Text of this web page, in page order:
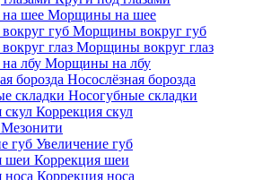
Морщины на шее
Морщины вокруг губ
Морщины вокруг глаз
Морщины на лбу
Носослёзная борозда
Носогубные складки
Коррекция скул
Мезонити
Увеличение губ
Коррекция шеи
Коррекция носа